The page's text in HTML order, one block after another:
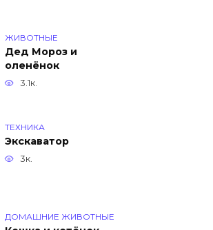
ЖИВОТНЫЕ
Дед Мороз и
оленёнок
3.1к.
ТЕХНИКА
Экскаватор
3к.
ДОМАШНИЕ ЖИВОТНЫЕ